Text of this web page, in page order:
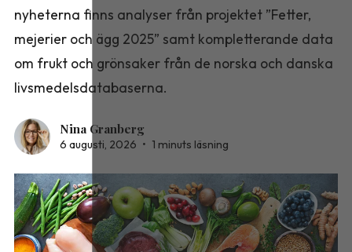
nyheterna finns analyser från projektet ”Fetter,
mejerier och ägg 2025” samt kompletterande data
om frukt och grönsaker från de norska och danska
livsmedelsdatabaserna.
Nina Granberg
6 augusti, 2026 • 1 minuts läsning